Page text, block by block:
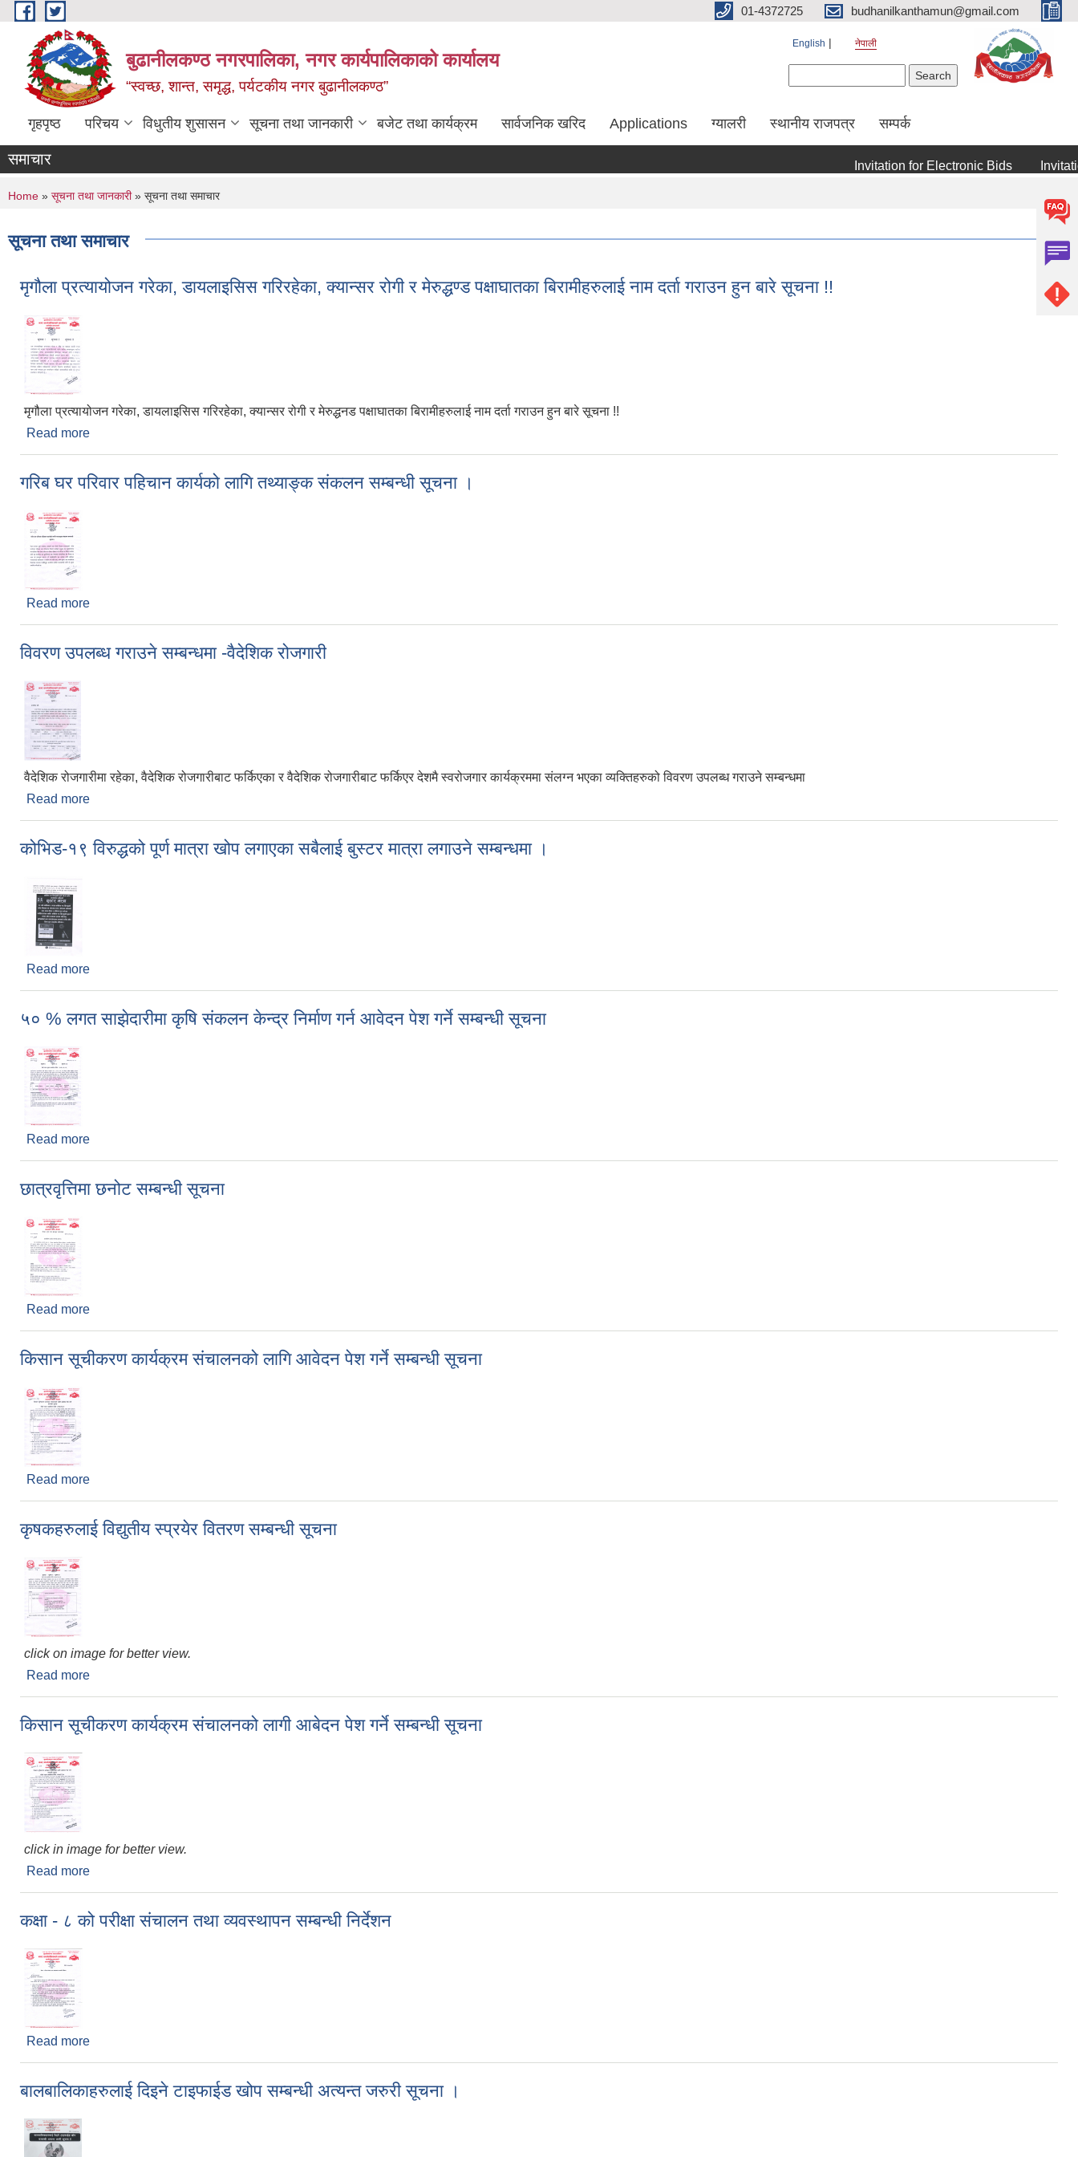
Skip to main content 01-4372725 budhanilkanthamun@gmail.com
बुढानीलकण्ठ नगरपालिका, नगर कार्यपालिकाको कार्यालय
“स्वच्छ, शान्त, समृद्ध, पर्यटकीय नगर बुढानीलकण्ठ”
English नेपाली
गृहपृष्ठ परिचय विधुतीय शुसासन सूचना तथा जानकारी बजेट तथा कार्यक्रम सार्वजनिक खरिद Applications ग्यालरी स्थानीय राजपत्र सम्पर्क
समाचार Invitation for Electronic Bids Invitation
You are here
Home » सूचना तथा जानकारी» सूचना तथा समाचार
सूचना तथा समाचार
मृगौला प्रत्यायोजन गरेका, डायलाइसिस गरिरहेका, क्यान्सर रोगी र मेरुद्धण्ड पक्षाघातका बिरामीहरुलाई नाम दर्ता गराउन हुन बारे सूचना !!
मृगौला प्रत्यायोजन गरेका, डायलाइसिस गरिरहेका, क्यान्सर रोगी र मेरुद्धनड पक्षाघातका बिरामीहरुलाई नाम दर्ता गराउन हुन बारे सूचना !!
Read more
गरिब घर परिवार पहिचान कार्यको लागि तथ्याङ्क संकलन सम्बन्धी सूचना ।
Read more
विवरण उपलब्ध गराउने सम्बन्धमा -वैदेशिक रोजगारी
वैदेशिक रोजगारीमा रहेका, वैदेशिक रोजगारीबाट फर्किएका र वैदेशिक रोजगारीबाट फर्किएर देशमै स्वरोजगार कार्यक्रममा संलग्न भएका व्यक्तिहरुको विवरण उपलब्ध गराउने सम्बन्धमा
Read more
कोभिड-१९ विरुद्धको पूर्ण मात्रा खोप लगाएका सबैलाई बुस्टर मात्रा लगाउने सम्बन्धमा ।
Read more
५० % लगत साझेदारीमा कृषि संकलन केन्द्र निर्माण गर्न आवेदन पेश गर्ने सम्बन्धी सूचना
Read more
छात्रवृत्तिमा छनोट सम्बन्धी सूचना
Read more
किसान सूचीकरण कार्यक्रम संचालनको लागि आवेदन पेश गर्ने सम्बन्धी सूचना
Read more
कृषकहरुलाई विद्युतीय स्प्रयेर वितरण सम्बन्धी सूचना
click on image for better view.
Read more
किसान सूचीकरण कार्यक्रम संचालनको लागी आबेदन पेश गर्ने सम्बन्धी सूचना
click in image for better view.
Read more
कक्षा - ८ को परीक्षा संचालन तथा व्यवस्थापन सम्बन्धी निर्देशन
Read more
बालबालिकाहरुलाई दिइने टाइफाईड खोप सम्बन्धी अत्यन्त जरुरी सूचना ।